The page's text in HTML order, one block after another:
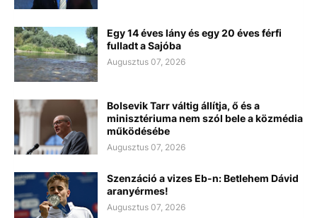
Egy 14 éves lány és egy 20 éves férfi
fulladt a Sajóba
Augusztus 07, 2026
Bolsevik Tarr váltig állítja, ő és a
minisztériuma nem szól bele a közmédia
működésébe
Augusztus 07, 2026
Szenzáció a vizes Eb-n: Betlehem Dávid
aranyérmes!
Augusztus 07, 2026